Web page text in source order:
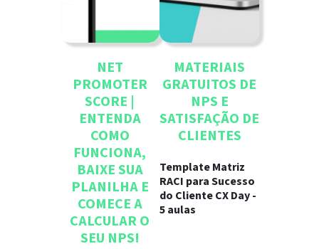
NET
PROMOTER
SCORE |
ENTENDA
COMO
FUNCIONA,
BAIXE SUA
PLANILHA E
COMECE A
CALCULAR O
SEU NPS!
MATERIAIS
GRATUITOS DE
NPS E
SATISFAÇÃO DE
CLIENTES
Template Matriz
RACI para Sucesso
do Cliente CX Day -
5 aulas